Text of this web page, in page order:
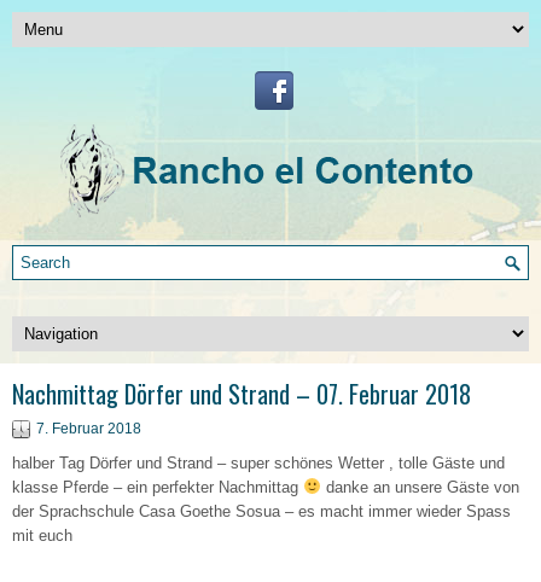
Nachmittag Dörfer und Strand – 07. Februar 2018
7. Februar 2018
halber Tag Dörfer und Strand – super schönes Wetter , tolle Gäste und
klasse Pferde – ein perfekter Nachmittag
danke an unsere Gäste von
der Sprachschule Casa Goethe Sosua – es macht immer wieder Spass
mit euch